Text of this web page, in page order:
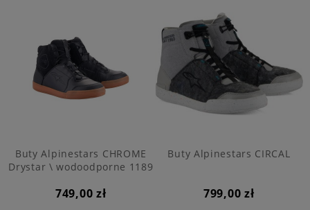
Buty Alpinestars CHROME
Drystar \ wodoodporne 1189
749,00 zł
Buty Alpinestars CIRCAL
799,00 zł